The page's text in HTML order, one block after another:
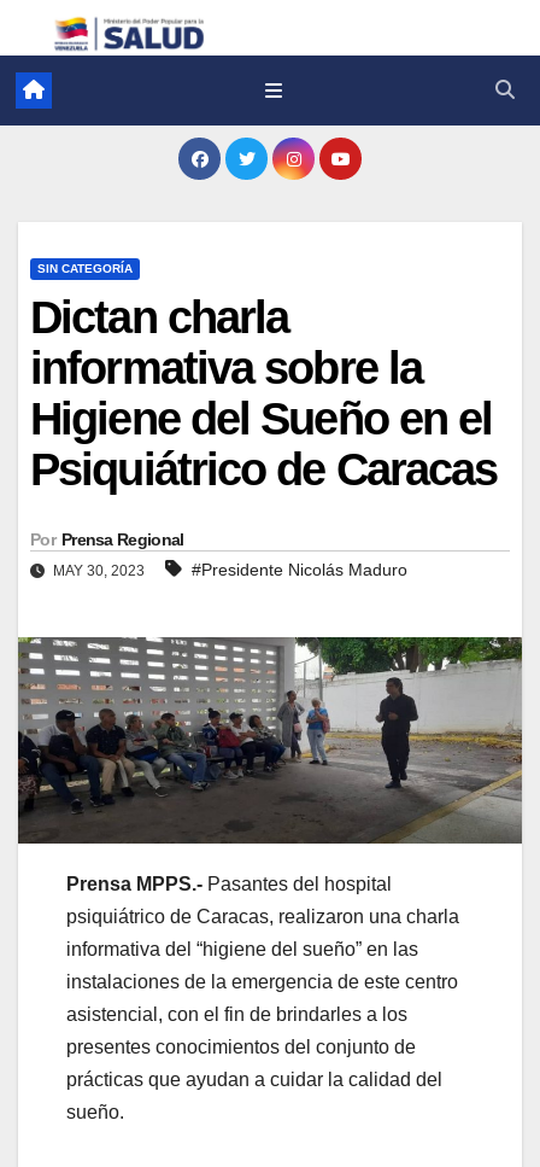
SIN CATEGORÍA
Dictan charla
informativa sobre la
Higiene del Sueño en el
Psiquiátrico de Caracas
Por Prensa Regional
MAY 30, 2023 #Presidente Nicolás Maduro
Prensa MPPS.- Pasantes del hospital
psiquiátrico de Caracas, realizaron una charla
informativa del “higiene del sueño” en las
instalaciones de la emergencia de este centro
asistencial, con el fin de brindarles a los
presentes conocimientos del conjunto de
prácticas que ayudan a cuidar la calidad del
sueño.